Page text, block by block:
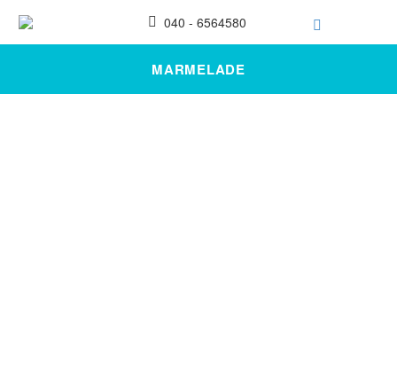
040 - 6564580
MARMELADE